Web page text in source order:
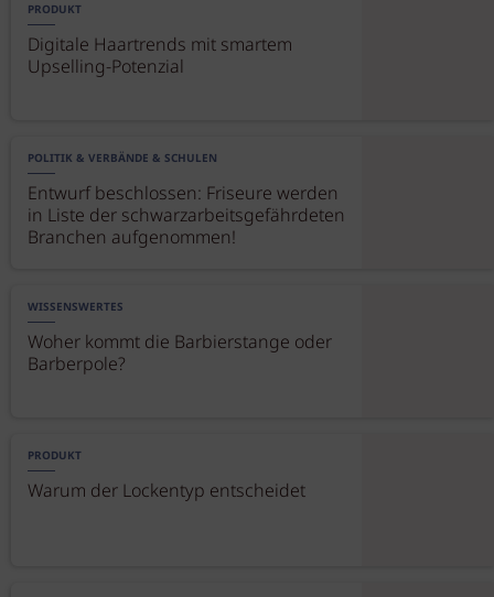
PRODUKT
Digitale Haartrends mit smartem
Upselling-Potenzial
POLITIK & VERBÄNDE & SCHULEN
Entwurf beschlossen: Friseure werden
in Liste der schwarzarbeitsgefährdeten
Branchen aufgenommen!
WISSENSWERTES
Woher kommt die Barbierstange oder
Barberpole?
PRODUKT
Warum der Lockentyp entscheidet